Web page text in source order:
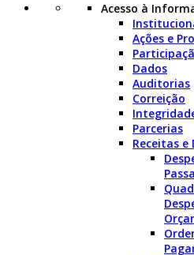
Acesso à
Ações e
Dados
Auditorias
Correição
Parcerias
Receitas e